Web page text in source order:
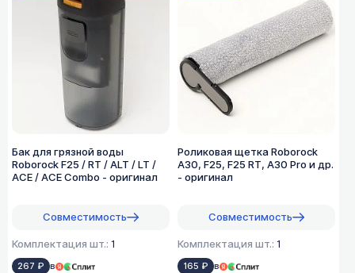
Бак для грязной воды
Roborock F25 / RT / ALT / LT /
ACE / ACE Combo - оригинал
Совместимость
Комплектация шт.: 1
267 ₽ в
Роликовая щетка Roborock
A30, F25, F25 RT, A30 Pro и др.
- оригинал
Совместимость
Комплектация шт.: 1
165 ₽ в